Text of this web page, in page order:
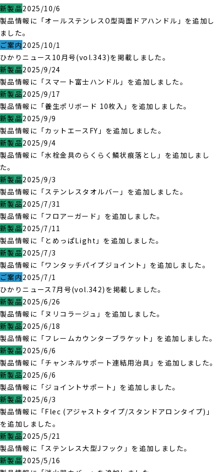
新製品2025/10/6
製品情報に「オールステンレスO型両面ドアハンドル」を追加し
ました。
ご案内2025/10/1
ひかりニュース10月号(vol.343)を掲載しました。
新製品2025/9/24
製品情報に「スマート富士ハンドル」を追加しました。
新製品2025/9/17
製品情報に「養生ポリボード 10枚入」を追加しました。
新製品2025/9/9
製品情報に「カットエースFY」を追加しました。
新製品2025/9/4
製品情報に「水栓金具のらくらく鱗状痕落とし」を追加しまし
た。
新製品2025/9/3
製品情報に「ステンレスタオルバー」を追加しました。
新製品2025/7/31
製品情報に「フロアーガード」を追加しました。
新製品2025/7/11
製品情報に「とめっぱLight」を追加しました。
新製品2025/7/3
製品情報に「ワンタッチパイプジョイント」を追加しました。
ご案内2025/7/1
ひかりニュース7月号(vol.342)を掲載しました。
新製品2025/6/26
製品情報に「ヌリコラージュ」を追加しました。
新製品2025/6/18
製品情報に「フレームカウンターブラケット」を追加しました。
新製品2025/6/6
製品情報に「チャンネルサポート連結用治具」を追加しました。
新製品2025/6/6
製品情報に「ジョイントサポート」を追加しました。
新製品2025/6/3
製品情報に「Flec (アジャストタイプ/スタンドアロンタイプ)」
を追加しました。
新製品2025/5/21
製品情報に「ステンレス大型Jフック」を追加しました。
新製品2025/5/16